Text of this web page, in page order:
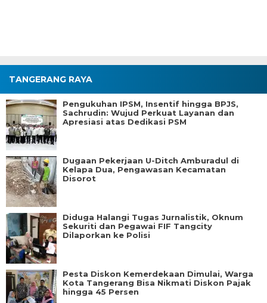
TANGERANG RAYA
Pengukuhan IPSM, Insentif hingga BPJS,
Sachrudin: Wujud Perkuat Layanan dan
Apresiasi atas Dedikasi PSM
Dugaan Pekerjaan U-Ditch Amburadul di
Kelapa Dua, Pengawasan Kecamatan
Disorot
Diduga Halangi Tugas Jurnalistik, Oknum
Sekuriti dan Pegawai FIF Tangcity
Dilaporkan ke Polisi
Pesta Diskon Kemerdekaan Dimulai, Warga
Kota Tangerang Bisa Nikmati Diskon Pajak
hingga 45 Persen